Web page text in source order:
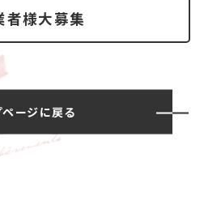
者様大募集
ページに戻る